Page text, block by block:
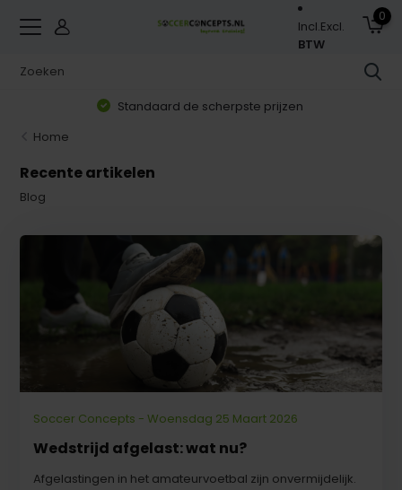
Incl.Excl.
BTW
0
Standaard de scherpste prijzen
Home
Recente artikelen
Blog
Soccer Concepts - Woensdag 25 Maart 2026
Wedstrijd afgelast: wat nu?
Afgelastingen in het amateurvoetbal zijn onvermijdelijk.